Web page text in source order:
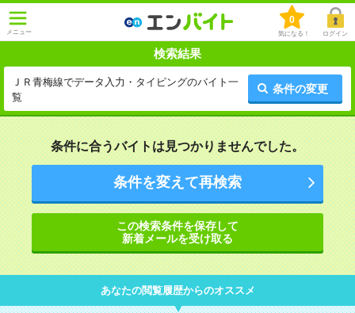
メニュー
0
気になる！ ログイン
検索結果
ＪＲ青梅線でデータ入力・タイピングのバイト一
覧
条件の変更
条件に合うバイトは見つかりませんでした。
条件を変えて再検索
この検索条件を保存して
新着メールを受け取る
あなたの閲覧履歴からのオススメ